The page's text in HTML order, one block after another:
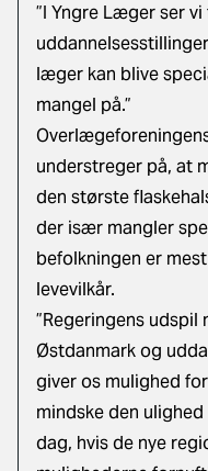
”I Yngre Læger ser
læger kan blive
mangel på.”
understreger på, at
den største
der især mangler
befolkningen er
levevilkår.
”Regeringens
Østdanmark og
giver os mulighed
mindske den
dag, hvis de nye